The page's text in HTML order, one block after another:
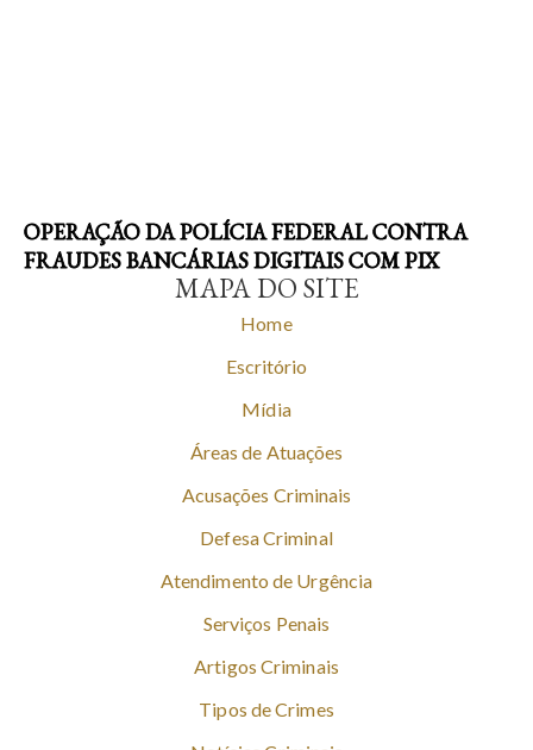
OPERAÇÃO DA POLÍCIA FEDERAL CONTRA
FRAUDES BANCÁRIAS DIGITAIS COM PIX
MAPA DO SITE
Home
Escritório
Mídia
Áreas de Atuações
Acusações Criminais
Defesa Criminal
Atendimento de Urgência
Serviços Penais
Artigos Criminais
Tipos de Crimes